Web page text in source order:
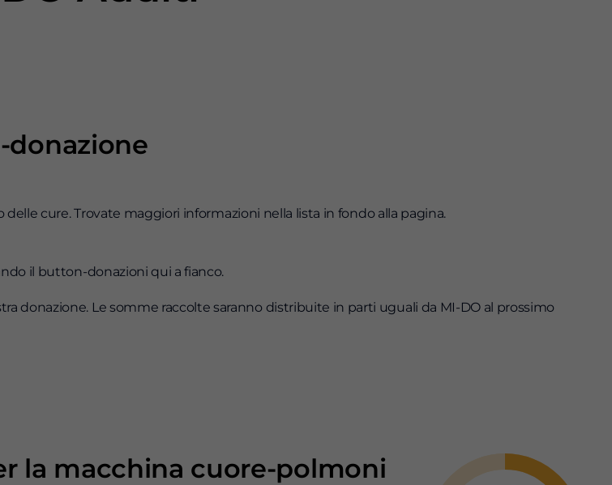
donazione
cure. Trovate maggiori informazioni nella lista in fondo alla pagina.
il button-donazioni qui a fianco.
donazione. Le somme raccolte saranno distribuite in parti uguali da MI-DO al prossimo
la macchina cuore-polmoni